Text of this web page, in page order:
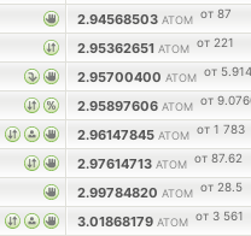
2.94568503 ATOM от 87
2.95362651 ATOM от 221
2.95700400 ATOM от
2.95897606 ATOM от
2.96147845 ATOM от 1 783
2.97614713 ATOM от 87.62
2.99784820 ATOM от 28.5
3.01868179 ATOM от 3 561